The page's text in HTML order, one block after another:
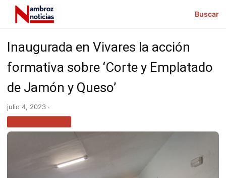
Buscar
Inaugurada en Vivares la acción
formativa sobre ‘Corte y Emplatado
de Jamón y Queso’
julio 4, 2023 ·